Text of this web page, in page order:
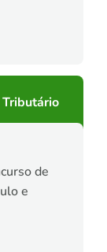
de
e